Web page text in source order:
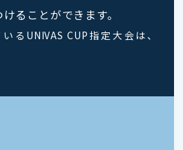
ることができます。
るUNIVAS CUP指定大会は、